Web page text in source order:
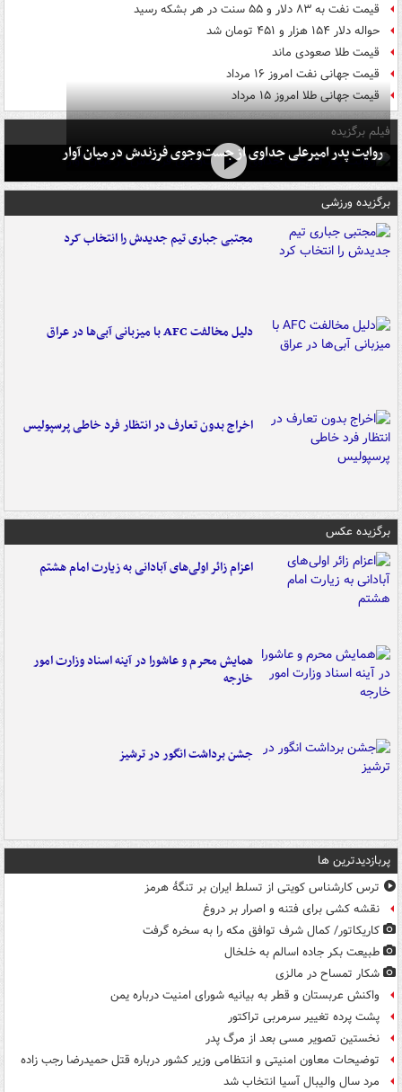
قیمت نفت به ۸۳ دلار و ۵۵ سنت در هر بشکه رسید
حواله دلار ۱۵۴ هزار و ۴۵۱ تومان شد
قیمت طلا صعودی ماند
قیمت جهانی نفت امروز ۱۶ مرداد
قیمت جهانی طلا امروز ۱۵ مرداد
فیلم برگزیده
روایت پدر امیرعلی جداوی از جست‌وجوی فرزندش در میان آوار
برگزیده ورزشی
مجتبی جباری تیم جدیدش را انتخاب کرد
دلیل مخالفت AFC با میزبانی آبی‌ها در عراق
اخراج بدون تعارف در انتظار فرد خاطی پرسپولیس
برگزیده عکس
اعزام زائر اولی‌های آبادانی به زیارت امام هشتم
همایش محرم و عاشورا در آینه اسناد وزارت امور
خارجه
جشن برداشت انگور در ترشیز
پربازدیدترین ها
ترس کارشناس کویتی از تسلط ایران بر تنگۀ هرمز
نقشه کشی برای فتنه و اصرار بر دروغ
کاریکاتور/ کمال شرف توافق مکه را به سخره گرفت
طبیعت بکر جاده اسالم به خلخال
شکار تمساح در مالزی
واکنش عربستان و قطر به بیانیه شورای امنیت درباره یمن
پشت پرده تغییر سرمربی تراکتور
نخستین تصویر مسی بعد از مرگ پدر
توضیحات معاون امنیتی و انتظامی وزیر کشور درباره قتل حمیدرضا رجب زاده
مرد سال والیبال آسیا انتخاب شد